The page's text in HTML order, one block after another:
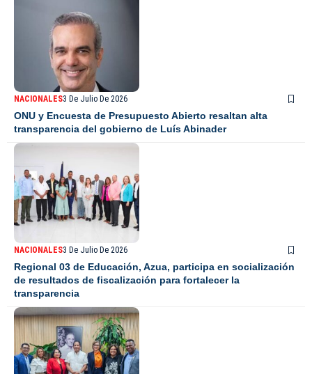
NACIONALES3 De Julio De 2026
ONU y Encuesta de Presupuesto Abierto resaltan alta
transparencia del gobierno de Luís Abinader
NACIONALES3 De Julio De 2026
Regional 03 de Educación, Azua, participa en socialización
de resultados de fiscalización para fortalecer la
transparencia